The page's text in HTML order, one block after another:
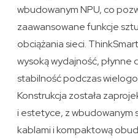
wbudowanym NPU, co
zaawansowane funkcje
obciążania sieci.
wysoką wydajność, płynne
stabilność podczas
Konstrukcja została
i estetyce, z wbudowanym
kablami i kompaktową